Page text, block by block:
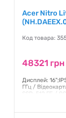
Acer Nitro
Код товара:
48321 грн
Дисплей:
ГГц /
SSD: 512 ГБ /